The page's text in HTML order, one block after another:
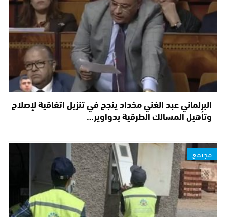
البرلماني عبد الغني مخداد ينجح في تنزيل اتفاقية لإصلاح
وتأهيل المسالك الطرقية بدواوير…
مجتمع